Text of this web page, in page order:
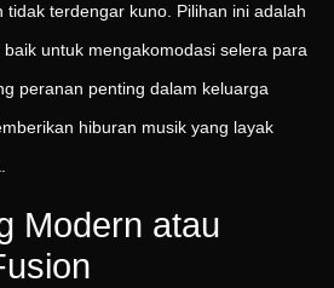
terdengar kuno. Pilihan ini adalah
untuk mengakomodasi selera para
peranan penting dalam keluarga
hiburan musik yang layak
Modern atau